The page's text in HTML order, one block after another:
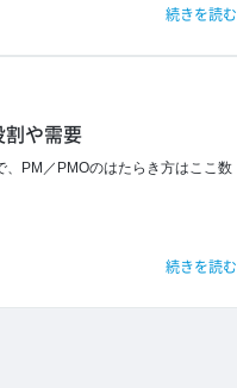
続きを読む
や需要
PM／PMOのはたらき方はここ数
続きを読む